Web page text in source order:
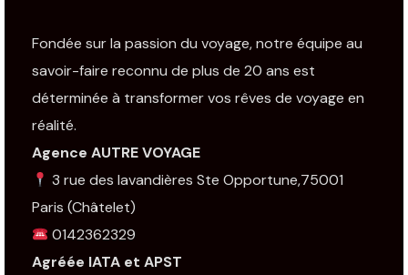
Fondée sur la passion du voyage, notre équipe au
savoir-faire reconnu de plus de 20 ans est
déterminée à transformer vos rêves de voyage en
réalité.
Agence AUTRE VOYAGE
3 rue des lavandières Ste Opportune,75001
Paris (Châtelet)
0142362329
Agréée IATA et APST